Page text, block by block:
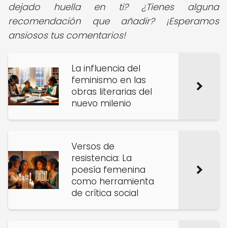
dejado huella en ti? ¿Tienes alguna
recomendación que añadir? ¡Esperamos
ansiosos tus comentarios!
La influencia del
feminismo en las
obras literarias del
nuevo milenio
Versos de
resistencia: La
poesía femenina
como herramienta
de crítica social